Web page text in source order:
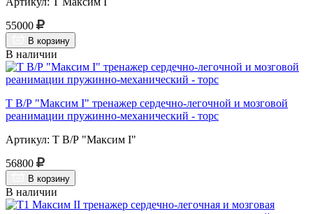
55000
В корзину
В наличии
Т В/Р "Максим I" тренажер сердечно-легочной и мозговой
реанимации пружинно-механический - торс
Артикул: Т В/Р "Максим I"
56800
В корзину
В наличии